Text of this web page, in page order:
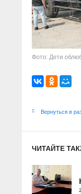
Фото: Дети
Вернуться в
ЧИТАЙТЕ